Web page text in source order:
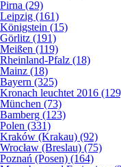
Pirna (29)
Leipzig (161)
Königstein (15)
Görlitz (191)
Meißen (119)
Rheinland-Pfalz (18)
Mainz (18)
Bayern (325)
Kronach leuchtet 2016
München (73)
Bamberg (123)
Polen (331)
Kraków (Krakau) (92)
Wrocław (Breslau) (75)
Poznań (Posen) (164)